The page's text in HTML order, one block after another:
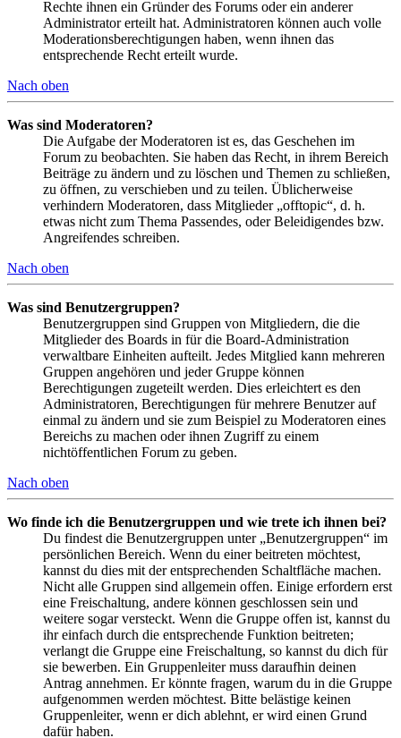
Rechte ihnen ein Gründer des Forums oder ein anderer
Administrator erteilt hat. Administratoren können auch volle
Moderationsberechtigungen haben, wenn ihnen das
entsprechende Recht erteilt wurde.
Nach oben
Was sind Moderatoren?
Die Aufgabe der Moderatoren ist es, das Geschehen im
Forum zu beobachten. Sie haben das Recht, in ihrem Bereich
Beiträge zu ändern und zu löschen und Themen zu schließen,
zu öffnen, zu verschieben und zu teilen. Üblicherweise
verhindern Moderatoren, dass Mitglieder „offtopic“, d. h.
etwas nicht zum Thema Passendes, oder Beleidigendes bzw.
Angreifendes schreiben.
Nach oben
Was sind Benutzergruppen?
Benutzergruppen sind Gruppen von Mitgliedern, die die
Mitglieder des Boards in für die Board-Administration
verwaltbare Einheiten aufteilt. Jedes Mitglied kann mehreren
Gruppen angehören und jeder Gruppe können
Berechtigungen zugeteilt werden. Dies erleichtert es den
Administratoren, Berechtigungen für mehrere Benutzer auf
einmal zu ändern und sie zum Beispiel zu Moderatoren eines
Bereichs zu machen oder ihnen Zugriff zu einem
nichtöffentlichen Forum zu geben.
Nach oben
Wo finde ich die Benutzergruppen und wie trete ich ihnen bei?
Du findest die Benutzergruppen unter „Benutzergruppen“ im
persönlichen Bereich. Wenn du einer beitreten möchtest,
kannst du dies mit der entsprechenden Schaltfläche machen.
Nicht alle Gruppen sind allgemein offen. Einige erfordern erst
eine Freischaltung, andere können geschlossen sein und
weitere sogar versteckt. Wenn die Gruppe offen ist, kannst du
ihr einfach durch die entsprechende Funktion beitreten;
verlangt die Gruppe eine Freischaltung, so kannst du dich für
sie bewerben. Ein Gruppenleiter muss daraufhin deinen
Antrag annehmen. Er könnte fragen, warum du in die Gruppe
aufgenommen werden möchtest. Bitte belästige keinen
Gruppenleiter, wenn er dich ablehnt, er wird einen Grund
dafür haben.